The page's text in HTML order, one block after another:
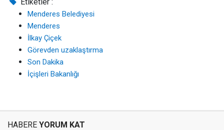
Menderes Belediyesi
Menderes
İlkay Çiçek
Görevden uzaklaştırma
Son Dakika
İçişleri Bakanlığı
HABERE YORUM KAT